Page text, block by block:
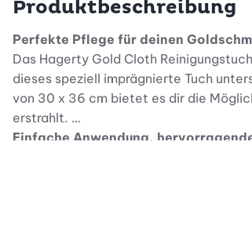
Produktbeschreibung
Perfekte Pflege für deinen
Das Hagerty Gold Cloth
dieses speziell imprägnierte Tuch
von 30 x 36 cm bietet es dir die
erstrahlt.
Einfache Anwendung,
hinterlassen, und der Glanz deines